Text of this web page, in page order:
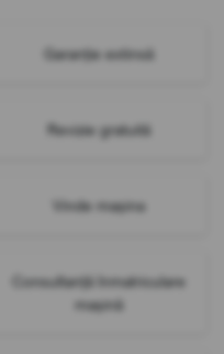
Garanție extinsă
Revizie gratuită
Vinde mașina
Consultanță înmatriculare
mașină